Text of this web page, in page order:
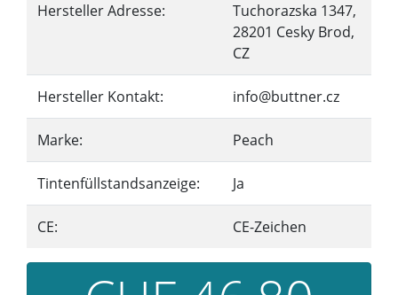
Hersteller Adresse:
Tuchorazska 1347,
28201 Cesky Brod,
CZ
Hersteller Kontakt: info@buttner.cz
Marke: Peach
Tintenfüllstandsanzeige: Ja
CE: CE-Zeichen